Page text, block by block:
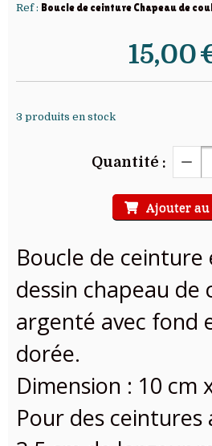
Ref : Boucle de ceinture Chapeau de
15,00
3 produits en stock
Quantité :
Ajouter
Boucle de ceinture
dessin chapeau de
argenté avec fond
dorée.
Dimension : 10 cm
Pour des